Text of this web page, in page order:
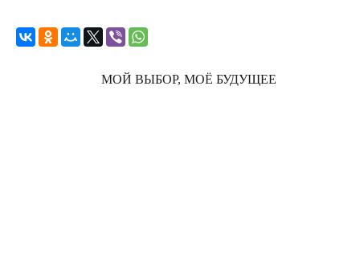
МОЙ ВЫБОР, МОЁ БУДУЩЕЕ